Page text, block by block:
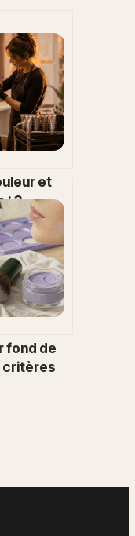
et
: 3
qui font
devis
150 €
fond de
critères